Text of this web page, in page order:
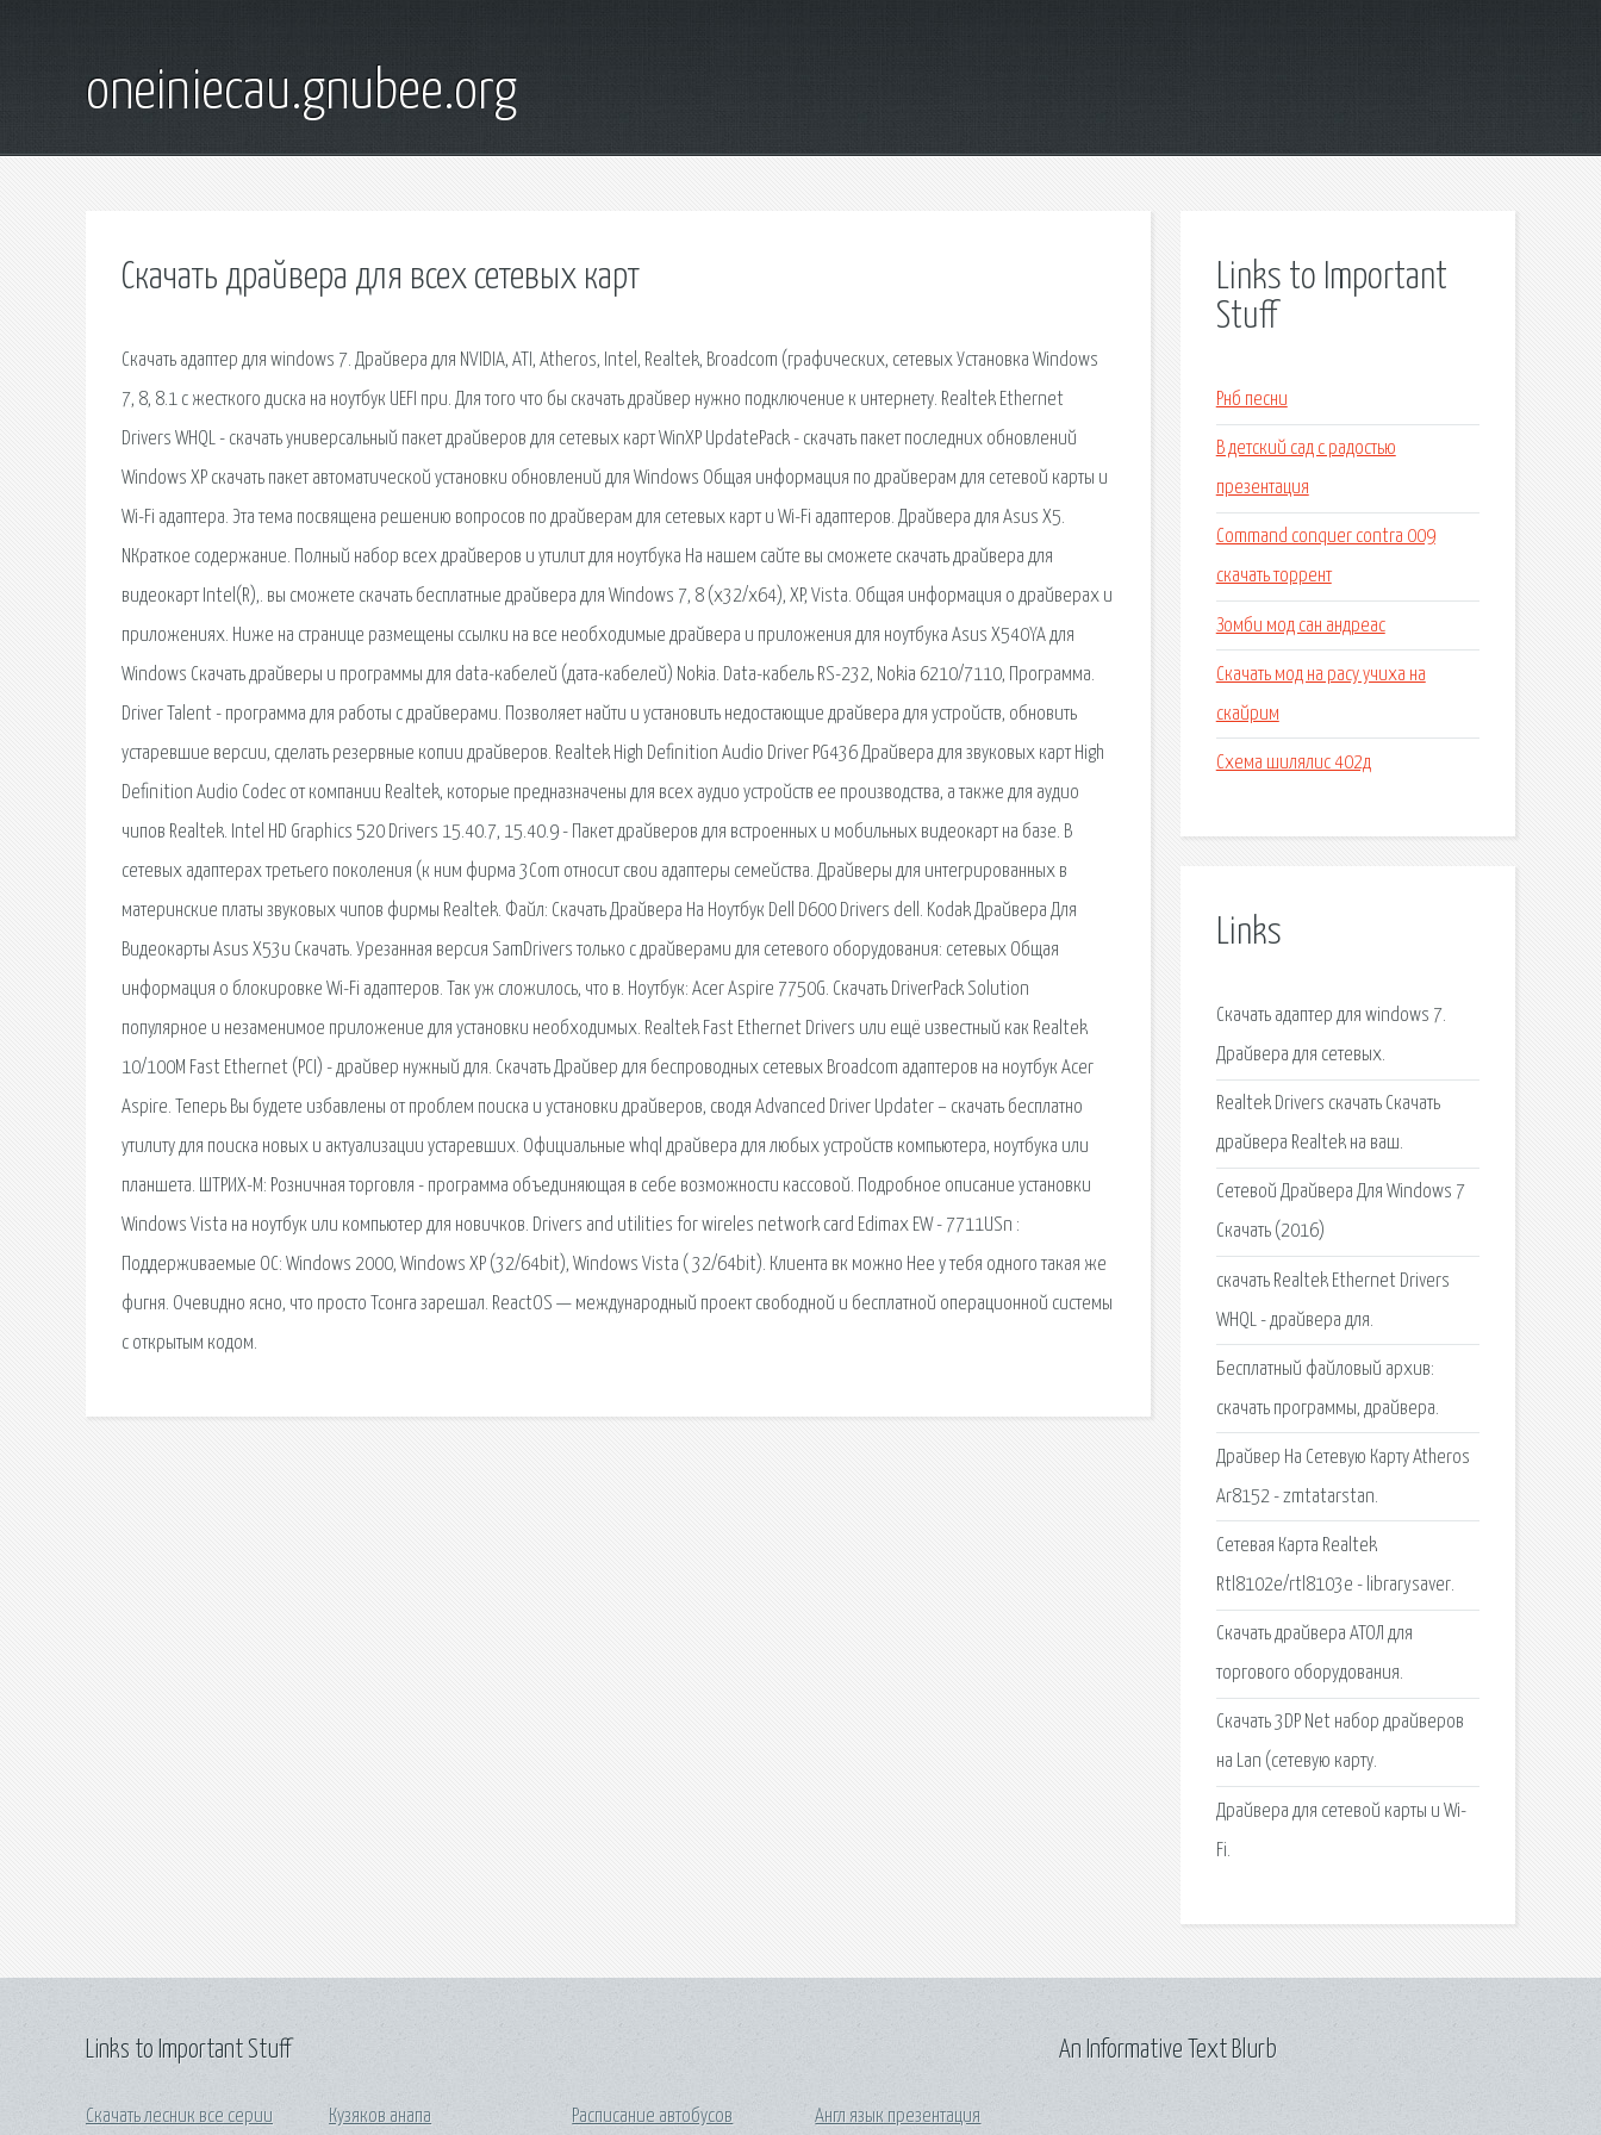
oneiniecau.gnubee.org
Скачать драйвера для всех сетевых карт
Скачать адаптер для windows 7. Драйвера для NVIDIA, ATI, Atheros, Intel, Realtek, Broadcom (графических, сетевых Установка Windows
7, 8, 8.1 с жесткого диска на ноутбук UEFI при. Для того что бы скачать драйвер нужно подключение к интернету. Realtek Ethernet
Drivers WHQL - скачать универсальный пакет драйверов для сетевых карт WinXP UpdatePack - скачать пакет последних обновлений
Windows XP скачать пакет автоматической установки обновлений для Windows Общая информация по драйверам для сетевой карты и
Wi-Fi адаптера. Эта тема посвящена решению вопросов по драйверам для сетевых карт и Wi-Fi адаптеров. Драйвера для Asus X5.
NКраткое содержание. Полный набор всех драйверов и утилит для ноутбука На нашем сайте вы сможете скачать драйвера для
видеокарт Intel(R),. вы сможете скачать бесплатные драйвера для Windows 7, 8 (x32/x64), XP, Vista. Общая информация о драйверах и
приложениях. Ниже на странице размещены ссылки на все необходимые драйвера и приложения для ноутбука Asus X540YA для
Windows Скачать драйверы и программы для data-кабелей (дата-кабелей) Nokia. Data-кабель RS-232, Nokia 6210/7110, Программа.
Driver Talent - программа для работы с драйверами. Позволяет найти и установить недостающие драйвера для устройств, обновить
устаревшие версии, сделать резервные копии драйверов. Realtek High Definition Audio Driver PG436 Драйвера для звуковых карт High
Definition Audio Codec от компании Realtek, которые предназначены для всех аудио устройств ее производства, а также для аудио
чипов Realtek. Intel HD Graphics 520 Drivers 15.40.7, 15.40.9 - Пакет драйверов для встроенных и мобильных видеокарт на базе. В
сетевых адаптерах третьего поколения (к ним фирма 3Com относит свои адаптеры семейства. Драйверы для интегрированных в
материнские платы звуковых чипов фирмы Realtek. Файл: Скачать Драйвера На Ноутбук Dell D600 Drivers dell. Kodak Драйвера Для
Видеокарты Asus X53u Скачать. Урезанная версия SamDrivers только с драйверами для сетевого оборудования: сетевых Общая
информация о блокировке Wi-Fi адаптеров. Так уж сложилось, что в. Ноутбук: Acer Aspire 7750G. Скачать DriverPack Solution
популярное и незаменимое приложение для установки необходимых. Realtek Fast Ethernet Drivers или ещё известный как Realtek
10/100M Fast Ethernet (PCI) - драйвер нужный для. Скачать Драйвер для беспроводных сетевых Broadcom адаптеров на ноутбук Acer
Aspire. Теперь Вы будете избавлены от проблем поиска и установки драйверов, сводя Advanced Driver Updater – скачать бесплатно
утилиту для поиска новых и актуализации устаревших. Официальные whql драйвера для любых устройств компьютера, ноутбука или
планшета. ШТРИХ-М: Розничная торговля - программа объединяющая в себе возможности кассовой. Подробное описание установки
Windows Vista на ноутбук или компьютер для новичков. Drivers and utilities for wireles network card Edimax EW - 7711USn :
Поддерживаемые ОС: Windows 2000, Windows XP (32/64bit), Windows Vista ( 32/64bit). Клиента вк можно Нее у тебя одного такая же
фигня. Очевидно ясно, что просто Тсонга зарешал. ReactOS — международный проект свободной и бесплатной операционной системы
с открытым кодом.
Links to Important
Stuff
Рнб песни
В детский сад с радостью
презентация
Command conquer contra 009
скачать торрент
Зомби мод сан андреас
Скачать мод на расу учиха на
скайрим
Схема шилялис 402д
Links
Скачать адаптер для windows 7.
Драйвера для сетевых.
Realtek Drivers скачать Скачать
драйвера Realtek на ваш.
Сетевой Драйвера Для Windows 7
Скачать (2016)
скачать Realtek Ethernet Drivers
WHQL - драйвера для.
Бесплатный файловый архив:
скачать программы, драйвера.
Драйвер На Сетевую Карту Atheros
Ar8152 - zmtatarstan.
Сетевая Карта Realtek
Rtl8102e/rtl8103e - librarysaver.
Скачать драйвера АТОЛ для
торгового оборудования.
Скачать 3DP Net набор драйверов
на Lan (сетевую карту.
Драйвера для сетевой карты и Wi-
Fi.
Links to Important Stuff
Скачать лесник все серии Кузяков анапа Расписание автобусов Англ язык презентация
An Informative Text Blurb